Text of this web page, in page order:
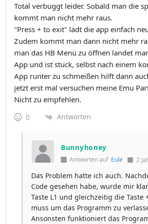
Total verbuggt leider. Sobald man die
kommt man nicht mehr raus.
"Press + to exit" lädt die app einfach
Zudem kommt man dann nicht mehr
man das HB Menü zu öffnen landet
App und ist stuck, selbst nach einem
App runter zu schmeißen hilft dann
jetzt erst mal versuchen meine Emu
Nicht zu empfehlen.
0 Antworten
Bunnyhoney
Antworten auf Eule 2
Das Problem hatte ich auch.
Code gesehen habe, wurde mir
Taste L1 und gleichzeitig die Taste
muss um das Programm zu
Ansonsten funktioniert das